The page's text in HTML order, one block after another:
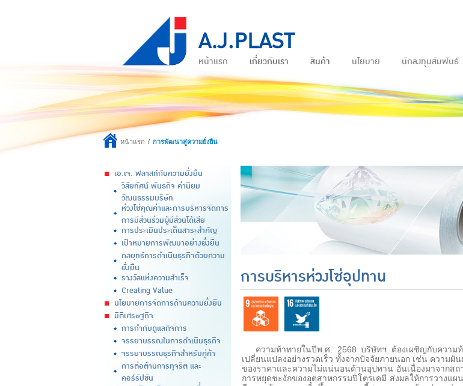
หน้าแรก เกี่ยวกับเรา สินค้า นโยบาย นักลงทุนสัมพันธ์
หน้าแรก การพัฒนาสู่ความยั่งยืน
เอ.เจ. พลาสท์กับความยั่งยืน
วิสัยทัศน์ พันธกิจ ค่านิยม
วัฒนธรรมบริษัท
ห่วงโซ่คุณค่าและการบริหารจัดการ
การมีส่วนร่วมผู้มีส่วนได้เสีย
การประเมินประเด็นสาระสำคัญ
เป้าหมายการพัฒนาอย่างยั่งยืน
กลยุทธ์การดำเนินธุรกิจด้วยความ
ยั่งยืน
รางวัลแห่งความสำเร็จ
Creating Value
นโยบายการจัดการด้านความยั่งยืน
มิติเศรษฐกิจ
การกำกับดูแลกิจการ
จรรยาบรรณในการดำเนินธุรกิจ
จรรยาบรรณธุรกิจสำหรับคู่ค้า
การต่อต้านการทุจริต และ
คอร์รัปชัน
การบริหารห่วงโซ่อุปทาน
ความท้าทายในปีพ.ศ. 2568 บริษัทฯ ต้องเผชิญกับความท้
เปลี่ยนแปลงอย่างรวดเร็ว ทั้งจากปัจจัยภายนอก เช่น ความ
ของราคาและความไม่แน่นอนด้านอุปทาน อันเนื่องมาจาก
การหยุดชะงักของอุตสาหกรรมปิโตรเคมี ส่งผลให้การวาง